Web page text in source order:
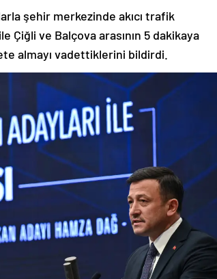
şehir merkezinde akıcı trafik
Çiğli ve Balçova arasının 5 dakikaya
almayı vadettiklerini bildirdi.